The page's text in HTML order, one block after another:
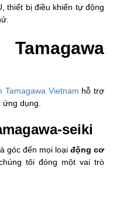
thiết bị điều khiển tự động
Tamagawa Vietnam hỗ trợ
dụng.
seiki
góc đến mọi loại động cơ
tôi đóng một vai trò